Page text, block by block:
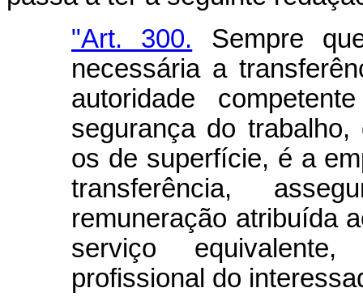
"Art. 300. Sempre
necessária a
autoridade
segurança do
os de superfície, é a
transferência,
remuneração atribuída
serviço
profissional do